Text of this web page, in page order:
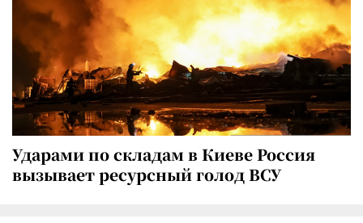
Ударами по складам в Киеве Россия
вызывает ресурсный голод ВСУ